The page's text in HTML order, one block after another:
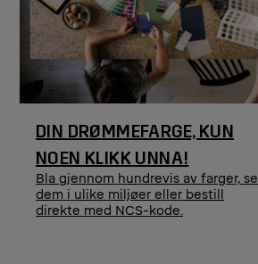
DIN DRØMMEFARGE, KUN
NOEN KLIKK UNNA!
Bla gjennom hundrevis av farger, se
dem i ulike miljøer eller bestill
direkte med NCS-kode.